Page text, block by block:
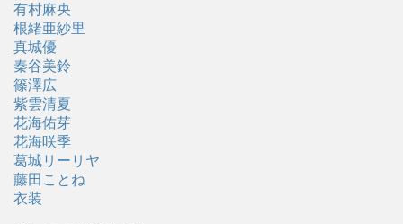
有村麻央
根緒亜紗里
真城優
秦谷美鈴
篠澤広
紫雲清夏
花海佑芽
花海咲季
葛城リーリヤ
藤田ことね
衣装